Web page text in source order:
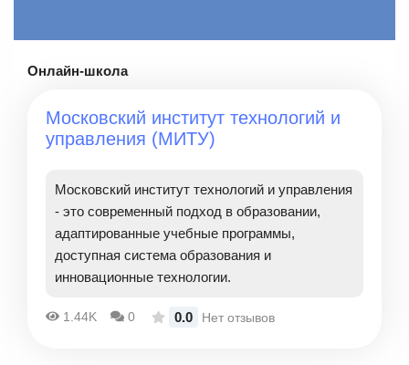
Онлайн-школа
Московский институт технологий и
управления (МИТУ)
Московский институт технологий и управления
- это современный подход в образовании,
адаптированные учебные программы,
доступная система образования и
инновационные технологии.
1.44K 0 0.0 Нет отзывов